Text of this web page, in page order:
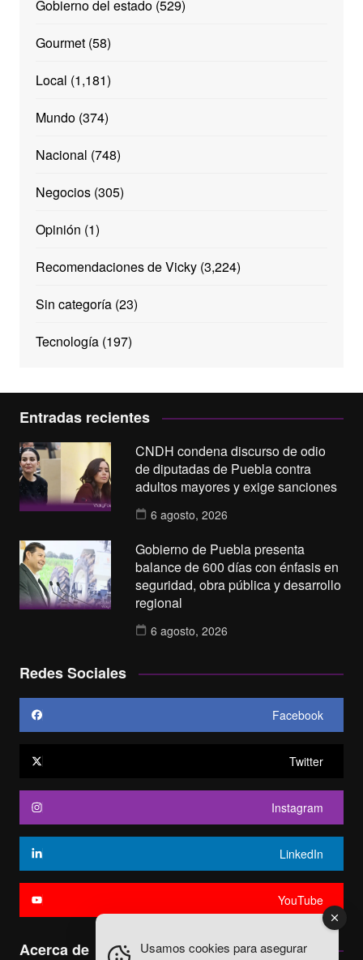
Gobierno del estado(529)
Gourmet(58)
Local (1,181)
Mundo(374)
Nacional (748)
Negocios(305)
Opinión (1)
Recomendaciones de Vicky(3,224)
Sin categoría(23)
Tecnología(197)
Entradas recientes
CNDH condena discurso de odio
de diputadas de Puebla contra
adultos mayores y exige sanciones
6 agosto, 2026
Gobierno de Puebla presenta
balance de 600 días con énfasis en
seguridad, obra pública y desarrollo
regional
6 agosto, 2026
Redes Sociales
Facebook
Twitter
Instagram
LinkedIn
YouTube
Acerca de
Usamos cookies para asegurar